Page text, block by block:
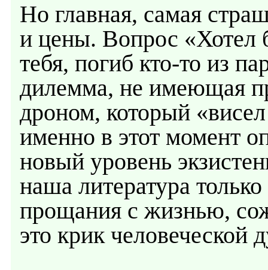
Но главная, самая
и цены. Вопрос «Хотел
тебя, погиб кто-то из
дилемма, не имеющая
дроном, который
именно в этот момент
новый уровень
наша литература
прощания с жизнью,
это крик человеческой